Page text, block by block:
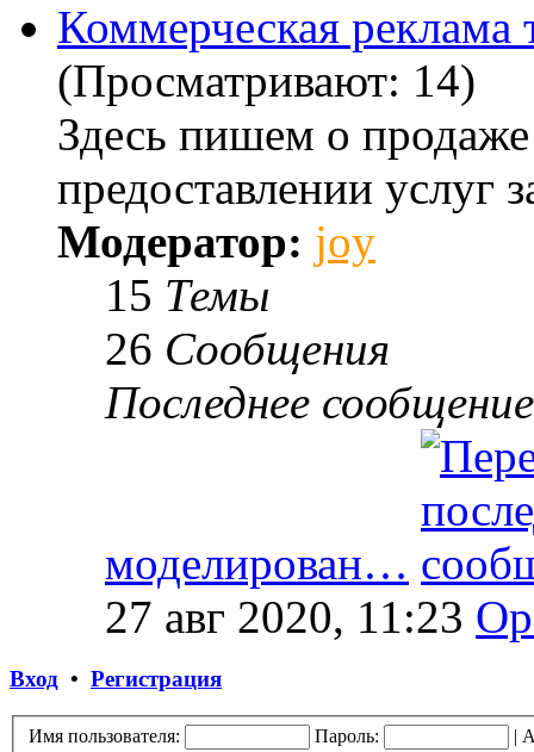
Коммерческая реклама
(Просматривают: 14)
Здесь пишем о
предоставлении услуг
Модератор: joy
15 Темы
26 Сообщения
Последнее сообщение
моделирован…
27 авг 2020, 11:23
Вход • Регистрация
Имя пользователя: Пароль: |